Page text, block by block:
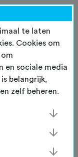
het
te laten
Cookies om
en sociale media
belangrijk,
zelf beheren.